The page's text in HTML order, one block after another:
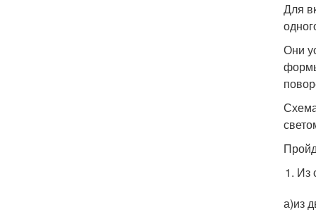
Для
Они
Из
а)из